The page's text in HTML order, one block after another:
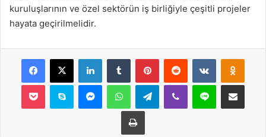
kuruluşlarının ve özel sektörün iş birliğiyle çeşitli projeler
hayata geçirilmelidir.
Facebook
X LinkedInTumblr PinterestReddit VKontakte
Pocket Skype MessengerWhatsAppTelegramViber Line E-Posta ile
Yazdır